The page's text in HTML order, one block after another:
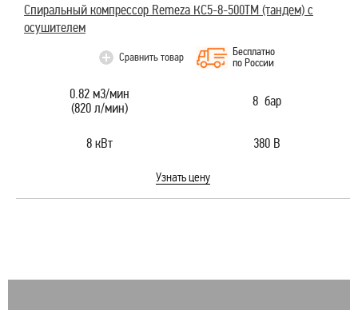
Спиральный компрессор Remeza КС5-8-500ТМ (тандем) с
осушителем
Сравнить товар
Бесплатно
по России
0.82 м3/мин
(820 л/мин)
8 бар
8 кВт 380 В
Узнать цену